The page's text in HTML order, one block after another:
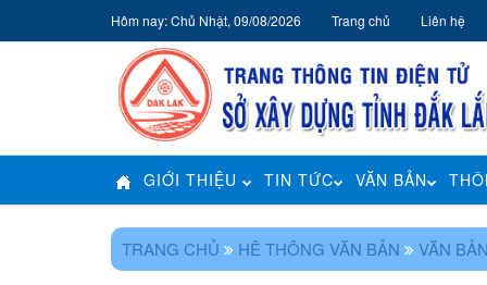
Hôm nay: Chủ Nhật, 09/08/2026 Trang chủ Liên hệ
GIỚI THIỆU TIN TỨC VĂN BẢN
TRANG CHỦ HÊ THÔNG VĂN BẢN VĂN